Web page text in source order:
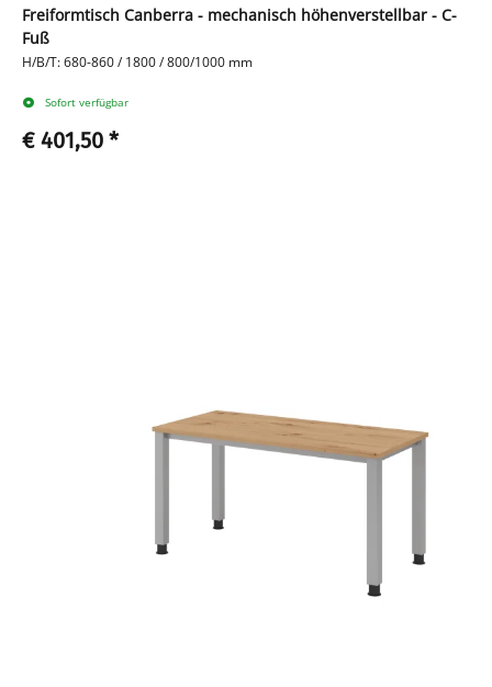
Freiformtisch Canberra - mechanisch höhenverstellbar - C-
Fuß
H/B/T: 680-860 / 1800 / 800/1000 mm
Sofort verfügbar
€ 401,50 *